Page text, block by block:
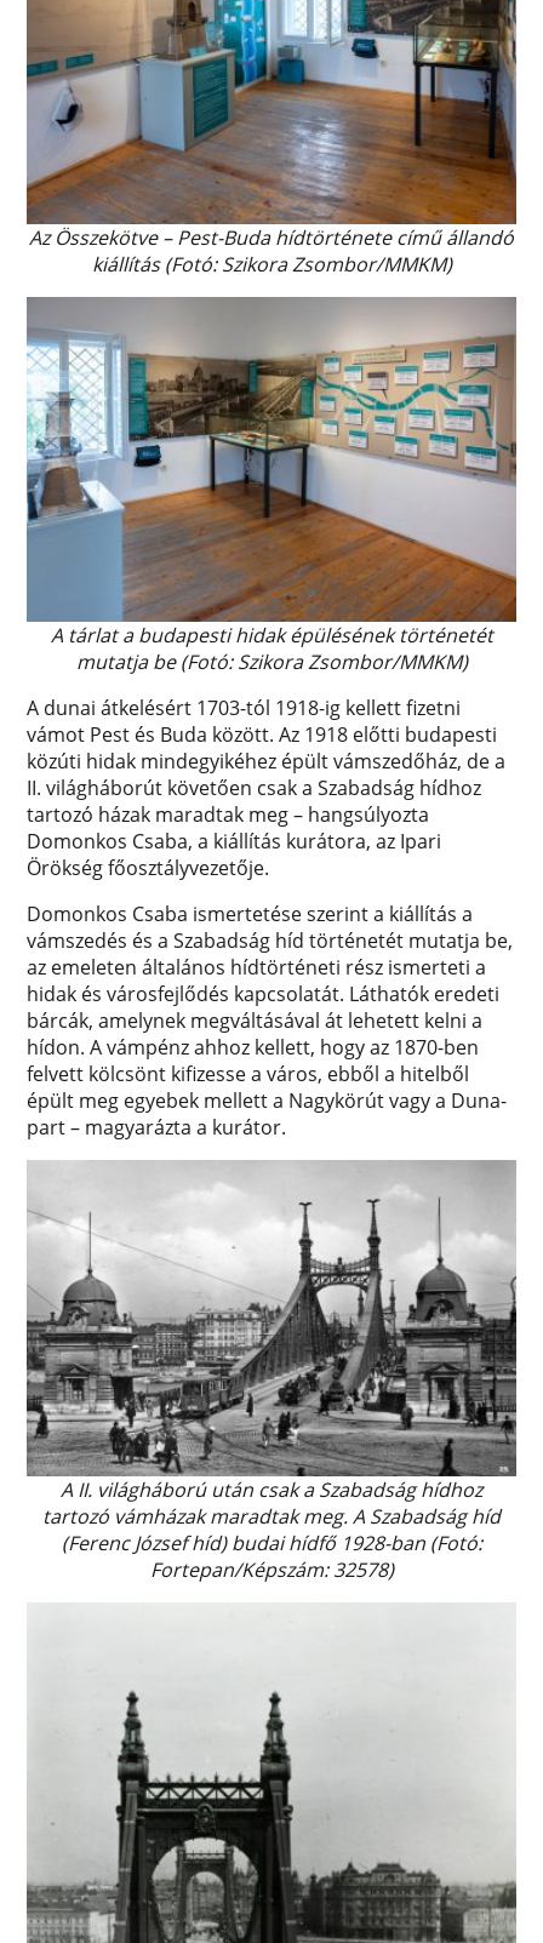
Az Összekötve – Pest-Buda hídtörténete című állandó
kiállítás (Fotó: Szikora Zsombor/MMKM)
A tárlat a budapesti hidak épülésének történetét
mutatja be (Fotó: Szikora Zsombor/MMKM)
A dunai átkelésért 1703-tól 1918-ig kellett fizetni
vámot Pest és Buda között. Az 1918 előtti budapesti
közúti hidak mindegyikéhez épült vámszedőház, de a
II. világháborút követően csak a Szabadság hídhoz
tartozó házak maradtak meg – hangsúlyozta
Domonkos Csaba, a kiállítás kurátora, az Ipari
Örökség főosztályvezetője.
Domonkos Csaba ismertetése szerint a kiállítás a
vámszedés és a Szabadság híd történetét mutatja be,
az emeleten általános hídtörténeti rész ismerteti a
hidak és városfejlődés kapcsolatát. Láthatók eredeti
bárcák, amelynek megváltásával át lehetett kelni a
hídon. A vámpénz ahhoz kellett, hogy az 1870-ben
felvett kölcsönt kifizesse a város, ebből a hitelből
épült meg egyebek mellett a Nagykörút vagy a Duna-
part – magyarázta a kurátor.
A II. világháború után csak a Szabadság hídhoz
tartozó vámházak maradtak meg. A Szabadság híd
(Ferenc József híd) budai hídfő 1928-ban (Fotó:
Fortepan/Képszám: 32578)